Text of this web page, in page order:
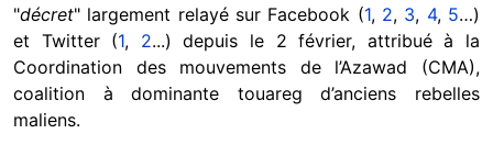
"décret" largement relayé sur Facebook (1, 2, 3, 4, 5…)
et Twitter (1, 2...) depuis le 2 février, attribué à la
Coordination des mouvements de l’Azawad (CMA),
coalition à dominante touareg d’anciens rebelles
maliens.